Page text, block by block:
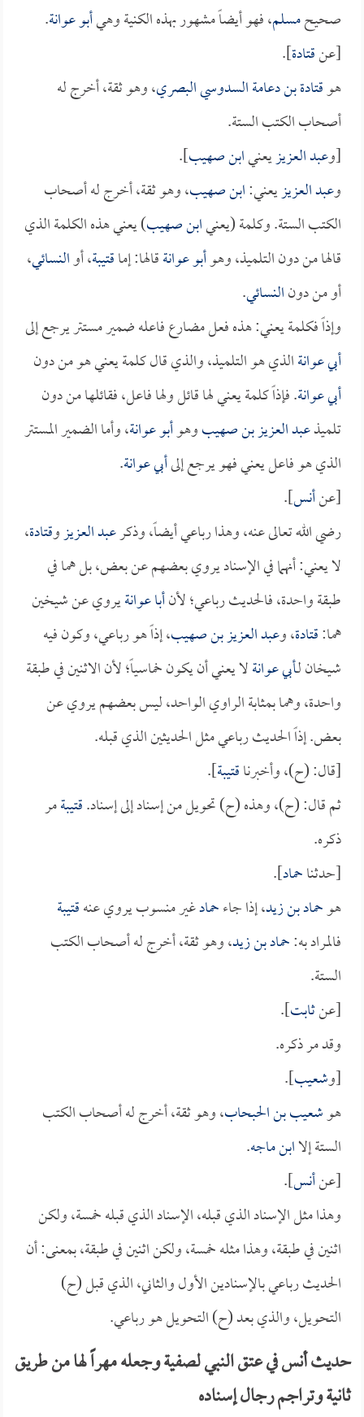
صحيحمسلم، فهو أيضاً مشهور بهذه الكنية وهيأبو عوانة.
[عنقتادة].
هوقتادة بن دعامة السدوسي البصري، وهو ثقة، أخرج له
أصحاب الكتب الستة.
[وعبد العزيزيعنيابن صهيب].
وعبد العزيزيعني:ابن صهيب، وهو ثقة، أخرج له أصحاب
الكتب الستة. وكلمة (يعنيابن صهيب) يعني هذه الكلمة الذي
قالها من دون التلميذ، وهوأبو عوانةقالها: إماقتيبة، أوالنسائي،
أو من دونالنسائي.
وإذاً فكلمة يعني: هذه فعل مضارع فاعله ضمير مستتر يرجع إلى
أبي عوانةالذي هو التلميذ، والذي قال كلمة يعني هو من دون
أبي عوانة. فإذاً كلمة يعني لها قائل ولها فاعل، فقائلها من دون
تلميذعبد العزيز بن صهيبوهوأبو عوانة، وأما الضمير المستتر
الذي هو فاعل يعني فهو يرجع إلىأبي عوانة.
[عنأنس].
رضي الله تعالى عنه، وهذا رباعي أيضاً، وذكرعبد العزيزوقتادة،
لا يعني: أنهما في الإسناد يروي بعضهم عن بعض، بل هما في
طبقة واحدة، فالحديث رباعي؛ لأنأبا عوانةيروي عن شيخين
هما:قتادة، وعبد العزيز بن صهيب، إذاً هو رباعي، وكون فيه
شيخان لـأبي عوانةلا يعني أن يكون خماسياً؛ لأن الاثنين في طبقة
واحدة، وهما بمثابة الراوي الواحد، ليس بعضهم يروي عن
بعض. إذاً الحديث رباعي مثل الحديثين الذي قبله.
[قال: (ح)، وأخبرناقتيبة].
ثم قال: (ح)، وهذه (ح) تحويل من إسناد إلى إسناد.قتيبةمر
ذكره.
[حدثناحماد].
هوحماد بن زيد، إذا جاءحمادغير منسوب يروي عنهقتيبة
فالمراد به:حماد بن زيد، وهو ثقة، أخرج له أصحاب الكتب
الستة.
[عنثابت].
وقد مر ذكره.
[وشعيب].
هوشعيب بن الحبحاب، وهو ثقة، أخرج له أصحاب الكتب
الستة إلاابن ماجه.
[عنأنس].
وهذا مثل الإسناد الذي قبله، الإسناد الذي قبله خمسة، ولكن
اثنين في طبقة، وهذا مثله خمسة، ولكن اثنين في طبقة، بمعنى: أن
الحديث رباعي بالإسنادين الأول والثاني، الذي قبل (ح)
التحويل، والذي بعد (ح) التحويل هو رباعي.
حديث أنس في عتق النبي لصفية وجعله مهراً لها من طريق
ثانية وتراجم رجال إسناده